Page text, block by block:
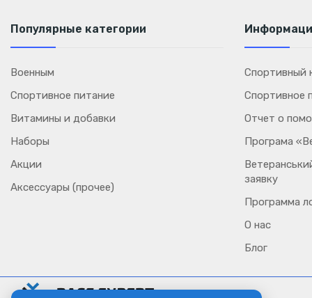
Популярные категории
Военным
Спортивное питание
Витамины и добавки
Наборы
Акции
Аксессуары (прочее)
Спортивный
Спортивное
Отчет о
Програма
заявку
Программа
О нас
Блог